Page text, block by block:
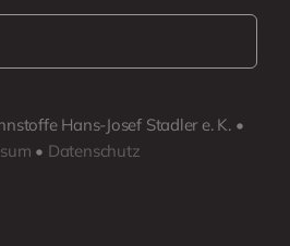
Hans-Josef Stadler e. K. •
• Datenschutz